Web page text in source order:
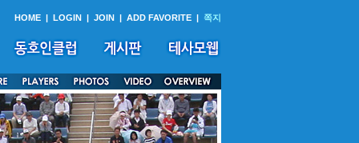
HOME | LOGIN | JOIN | ADD FAVORITE | 쪽지